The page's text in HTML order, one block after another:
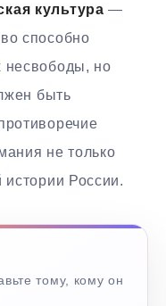
культура —
способно
несвободы, но
быть
не только
истории России.
тому, кому он